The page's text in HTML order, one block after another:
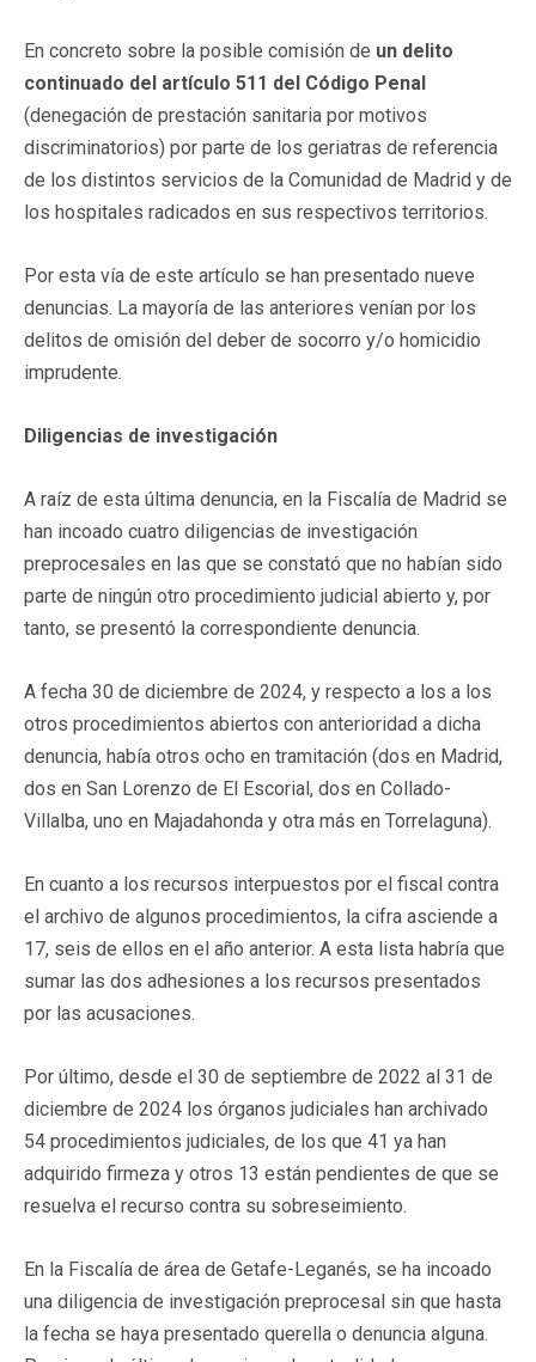
En concreto sobre la posible comisión de un delito
continuado del artículo 511 del Código Penal
(denegación de prestación sanitaria por motivos
discriminatorios) por parte de los geriatras de referencia
de los distintos servicios de la Comunidad de Madrid y de
los hospitales radicados en sus respectivos territorios.
Por esta vía de este artículo se han presentado nueve
denuncias. La mayoría de las anteriores venían por los
delitos de omisión del deber de socorro y/o homicidio
imprudente.
Diligencias de investigación
A raíz de esta última denuncia, en la Fiscalía de Madrid se
han incoado cuatro diligencias de investigación
preprocesales en las que se constató que no habían sido
parte de ningún otro procedimiento judicial abierto y, por
tanto, se presentó la correspondiente denuncia.
A fecha 30 de diciembre de 2024, y respecto a los a los
otros procedimientos abiertos con anterioridad a dicha
denuncia, había otros ocho en tramitación (dos en Madrid,
dos en San Lorenzo de El Escorial, dos en Collado-
Villalba, uno en Majadahonda y otra más en Torrelaguna).
En cuanto a los recursos interpuestos por el fiscal contra
el archivo de algunos procedimientos, la cifra asciende a
17, seis de ellos en el año anterior. A esta lista habría que
sumar las dos adhesiones a los recursos presentados
por las acusaciones.
Por último, desde el 30 de septiembre de 2022 al 31 de
diciembre de 2024 los órganos judiciales han archivado
54 procedimientos judiciales, de los que 41 ya han
adquirido firmeza y otros 13 están pendientes de que se
resuelva el recurso contra su sobreseimiento.
En la Fiscalía de área de Getafe-Leganés, se ha incoado
una diligencia de investigación preprocesal sin que hasta
la fecha se haya presentado querella o denuncia alguna.